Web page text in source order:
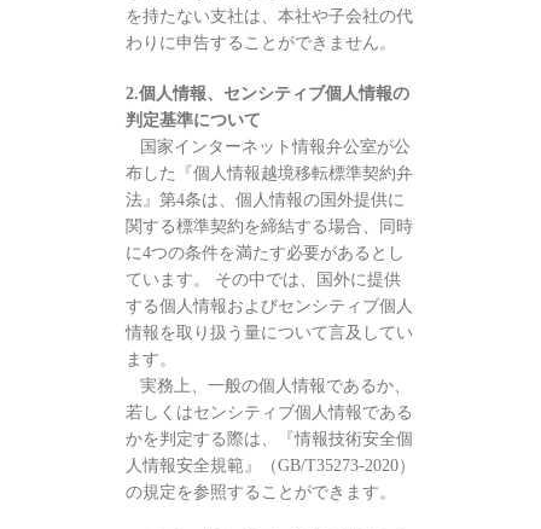
を持たない支社は、本社や子会社の代
わりに申告することができません。
2.個人情報、センシティブ個人情報の
判定基準について
国家インターネット情報弁公室が公
布した『個人情報越境移転標準契約弁
法』第4条は、個人情報の国外提供に
関する標準契約を締結する場合、同時
に4つの条件を満たす必要があるとし
ています。 その中では、国外に提供
する個人情報およびセンシティブ個人
情報を取り扱う量について言及してい
ます。
実務上、一般の個人情報であるか、
若しくはセンシティブ個人情報である
かを判定する際は、『情報技術安全個
人情報安全規範』（GB/T35273-2020）
の規定を参照することができます。